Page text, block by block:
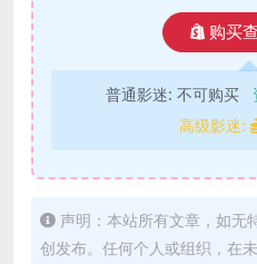
购买
普通影迷: 不可购买
高级影迷:
声明：本站所有文章，如无
创发布。任何个人或组织，在